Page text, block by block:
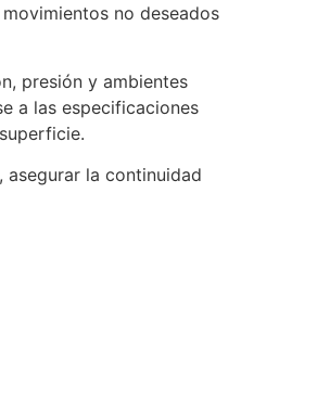
no deseados
presión y ambientes
a las especificaciones
la continuidad